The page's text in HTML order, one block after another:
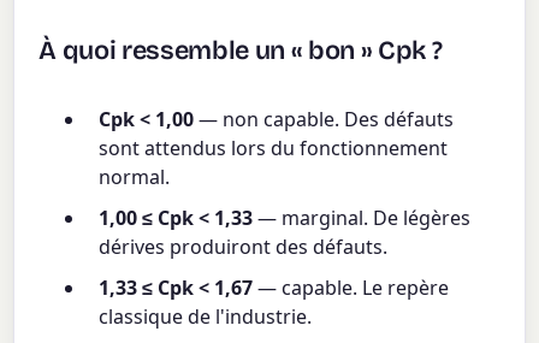
À quoi ressemble un « bon » Cpk ?
Cpk < 1,00— non capable. Des défauts
sont attendus lors du fonctionnement
normal.
1,00 ≤ Cpk < 1,33— marginal. De légères
dérives produiront des défauts.
1,33 ≤ Cpk < 1,67— capable. Le repère
classique de l'industrie.